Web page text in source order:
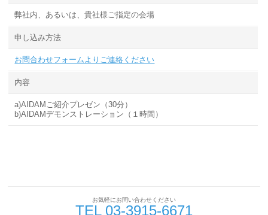
弊社内、あるいは、貴社様ご指定の会場
申し込み方法
お問合わせフォームよりご連絡ください
内容
a)AIDAMご紹介プレゼン（30分）
b)AIDAMデモンストレーション（１時間）
お気軽にお問い合わせください
TEL 03-3915-6671